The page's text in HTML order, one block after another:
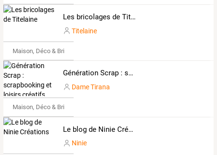
Les bricolages de Titelaine
Titelaine
Maison, Déco & Bricolage
Génération Scrap : scrapbooking et loisirs créatifs
Dame Tirana
Maison, Déco & Bricolage
Le blog de Ninie Créations
Ninie